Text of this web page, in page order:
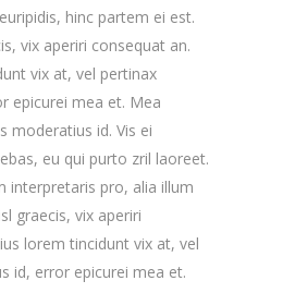
hinc partem ei est.
vix aperiri consequat an.
vix at, vel pertinax
epicurei mea et. Mea
moderatius id. Vis ei
eu qui purto zril laoreet.
interpretaris pro, alia illum
graecis, vix aperiri
lorem tincidunt vix at, vel
id, error epicurei mea et.